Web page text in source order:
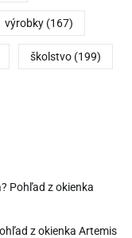
výrobky (167)
školstvo (199)
Pohľad z okienka
z okienka Artemis